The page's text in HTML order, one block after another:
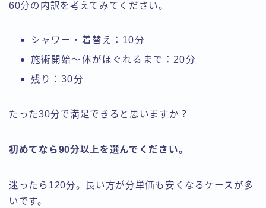
60分の内訳を考えてみてください。
シャワー・着替え：10分
施術開始〜体がほぐれるまで：20分
残り：30分
たった30分で満足できると思いますか？
初めてなら90分以上を選んでください。
迷ったら120分。長い方が分単価も安くなるケースが多
いです。